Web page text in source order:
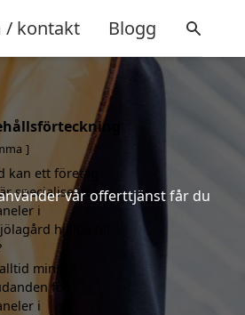
/ kontakt Blogg
vår offerttjänst får du
kan ett företag
specialiserat på
i
hjälpa till
minst 3
för
i